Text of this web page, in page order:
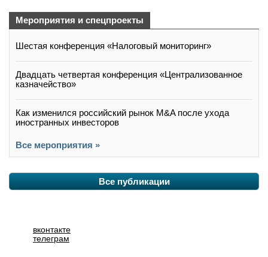
Мероприятия и спецпроекты
Шестая конференция «Налоговый мониторинг»
Двадцать четвертая конференция «Централизованное
казначейство»
Как изменился российский рынок M&A после ухода
иностранных инвесторов
Все мероприятия »
Все публикации
вконтакте
телеграм